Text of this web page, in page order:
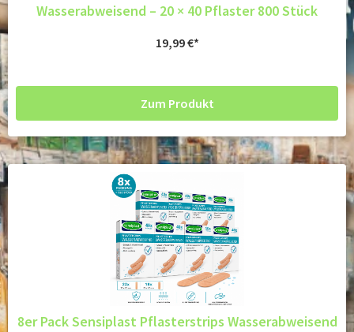
Wasserabweisend – 20 × 40 Pflaster 800 Stück
19,99€
Zum Produkt
8er Pack Sensiplast Pflasterstrips Wasserabweisend